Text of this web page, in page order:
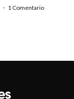
· 1 Comentario